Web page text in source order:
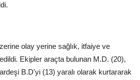
olay yerine sağlık, itfaiye ve
Ekipler araçta bulunan M.D. (20),
B.D'yi (13) yaralı olarak kurtararak